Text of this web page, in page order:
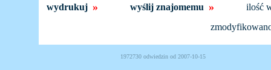
wydrukuj » wyślij znajomemu »
ilość
1972730 odwiedzin od 2007-10-15 Powered